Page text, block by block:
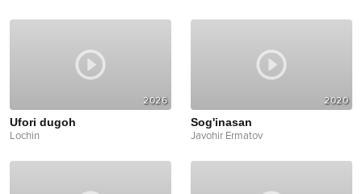
2026
Ufori dugoh
Lochin
2020
Sog'inasan
Javohir Ermatov